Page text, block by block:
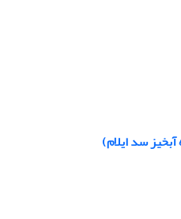
سد ایلام)